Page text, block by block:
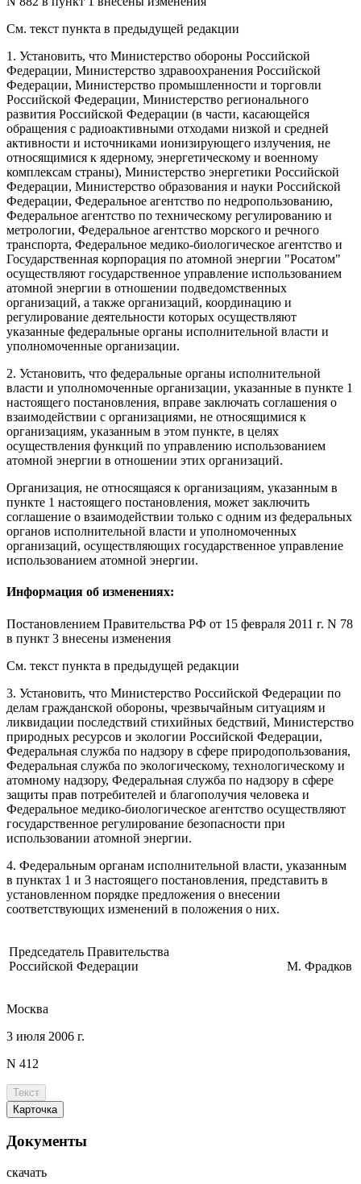
См. текст пункта в предыдущей редакции
1. Установить, что Министерство обороны Российской
Федерации, Министерство здравоохранения Российской
Федерации, Министерство промышленности и торговли
Российской Федерации, Министерство регионального
развития Российской Федерации (в части, касающейся
обращения с радиоактивными отходами низкой и средней
активности и источниками ионизирующего излучения, не
относящимися к ядерному, энергетическому и военному
комплексам страны), Министерство энергетики Российской
Федерации, Министерство образования и науки Российской
Федерации, Федеральное агентство по недропользованию,
Федеральное агентство по техническому регулированию и
метрологии, Федеральное агентство морского и речного
транспорта, Федеральное медико-биологическое агентство и
Государственная корпорация по атомной энергии "Росатом"
осуществляют государственное управление использованием
атомной энергии в отношении подведомственных
организаций, а также организаций, координацию и
регулирование деятельности которых осуществляют
указанные федеральные органы исполнительной власти и
уполномоченные организации.
2. Установить, что федеральные органы исполнительной
власти и уполномоченные организации, указанные в пункте 1
настоящего постановления, вправе заключать соглашения о
взаимодействии с организациями, не относящимися к
организациям, указанным в этом пункте, в целях
осуществления функций по управлению использованием
атомной энергии в отношении этих организаций.
Организация, не относящаяся к организациям, указанным в
пункте 1 настоящего постановления, может заключить
соглашение о взаимодействии только с одним из федеральных
органов исполнительной власти и уполномоченных
организаций, осуществляющих государственное управление
использованием атомной энергии.
Информация об изменениях:
Постановлением Правительства РФ от 15 февраля 2011 г. N 78
в пункт 3 внесены изменения
См. текст пункта в предыдущей редакции
3. Установить, что Министерство Российской Федерации по
делам гражданской обороны, чрезвычайным ситуациям и
ликвидации последствий стихийных бедствий, Министерство
природных ресурсов и экологии Российской Федерации,
Федеральная служба по надзору в сфере природопользования,
Федеральная служба по экологическому, технологическому и
атомному надзору, Федеральная служба по надзору в сфере
защиты прав потребителей и благополучия человека и
Федеральное медико-биологическое агентство осуществляют
государственное регулирование безопасности при
использовании атомной энергии.
4. Федеральным органам исполнительной власти, указанным
в пунктах 1 и 3 настоящего постановления, представить в
установленном порядке предложения о внесении
соответствующих изменений в положения о них.
Председатель Правительства
Российской Федерации
М. Фрадков
Москва
3 июля 2006 г.
N 412
Текст
Карточка
Документы
скачать